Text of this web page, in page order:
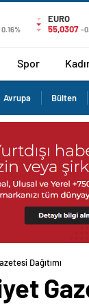
0.16%
EURO
55,0307 -
Spor
Avrupa Bülten
Dağıtımı